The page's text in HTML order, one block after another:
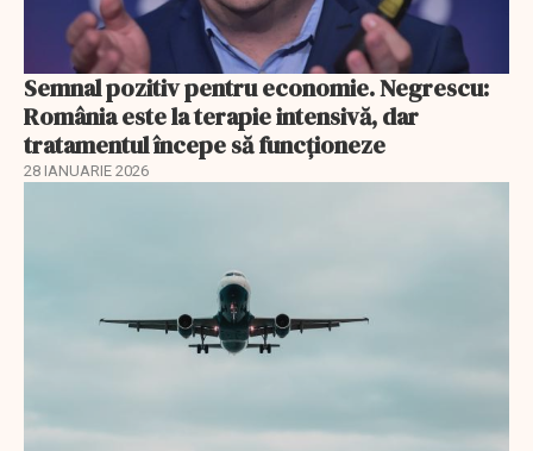
Semnal pozitiv pentru economie. Negrescu:
România este la terapie intensivă, dar
tratamentul începe să funcționeze
28 IANUARIE 2026